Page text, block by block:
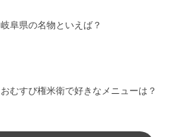
岐阜県の名物といえば？
おむすび権米衛で好きなメニューは？